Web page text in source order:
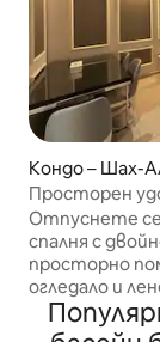
Кондо – Шах-
Просторен
телевизор
City
Отпуснете
спалня с
просторно
огледало и
възглавници
качество.